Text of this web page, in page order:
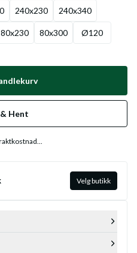
240x230 240x340
80x230 80x300 Ø120
Hent
Velg butikk